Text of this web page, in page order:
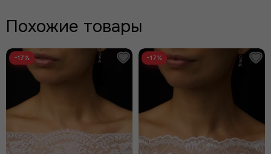
Похожие товары
−17% −17%